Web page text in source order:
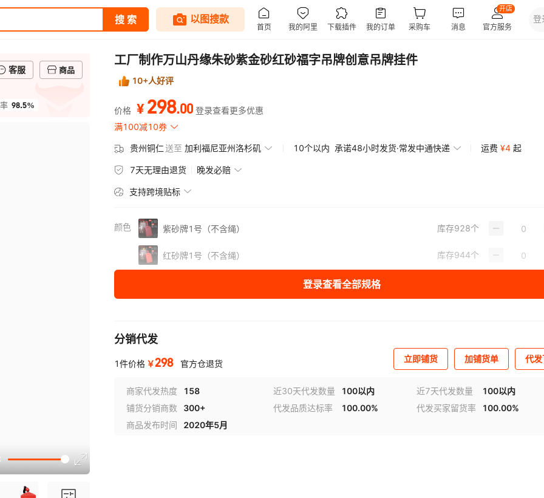
客服 商品
98.5%
工厂制作万山丹缘朱砂紫金砂红砂福字吊牌创意吊牌挂件
10+人好评
价格 ¥ 298.00 登录查看更多优惠
满100减10券
贵州铜仁送至 加利福尼亚州洛杉矶 10个以内 承诺48小时发货·常发中通快递 运费 ¥4 起
7天无理由退货 晚发必赔
支持跨境贴标
颜色 紫砂牌1号（不含绳） 库存928个
红砂牌1号（不含绳） 库存944个
登录查看全部规格
分销代发
1件价格 ￥298 官方仓退货 立即铺货 加铺货单 代
商家代发热度 158 近30天代发数量 100以内 近7天代发数量
100以内
铺货分销商数
300+ 代发品质达标率 100.00% 代发买家留货率
100.00%
商品发布时间
2020年5月